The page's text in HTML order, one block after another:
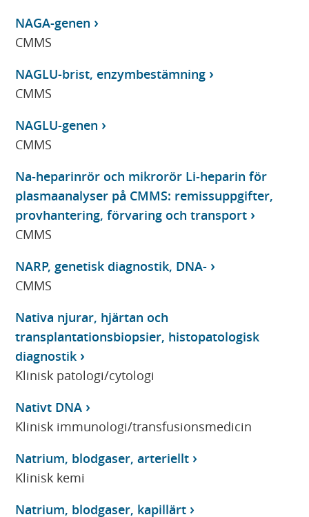
NAGA-genen
CMMS
NAGLU-brist, enzymbestämning
CMMS
NAGLU-genen
CMMS
Na-heparinrör och mikrorör Li-heparin för
plasmaanalyser på CMMS: remissuppgifter,
provhantering, förvaring och transport
CMMS
NARP, genetisk diagnostik, DNA-
CMMS
Nativa njurar, hjärtan och
transplantationsbiopsier, histopatologisk
diagnostik
Klinisk patologi/cytologi
Nativt DNA
Klinisk immunologi/transfusionsmedicin
Natrium, blodgaser, arteriellt
Klinisk kemi
Natrium, blodgaser, kapillärt